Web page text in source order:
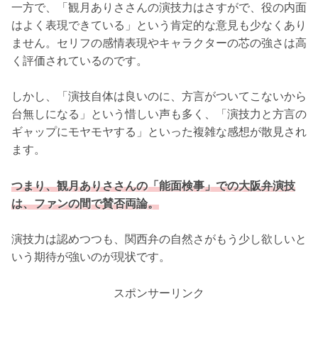
一方で、「観月ありささんの演技力はさすがで、役の内面
はよく表現できている」という肯定的な意見も少なくあり
ません。セリフの感情表現やキャラクターの芯の強さは高
く評価されているのです。
しかし、「演技自体は良いのに、方言がついてこないから
台無しになる」という惜しい声も多く、「演技力と方言の
ギャップにモヤモヤする」といった複雑な感想が散見され
ます。
つまり、観月ありささんの「能面検事」での大阪弁演技
は、ファンの間で賛否両論。
演技力は認めつつも、関西弁の自然さがもう少し欲しいと
いう期待が強いのが現状です。
スポンサーリンク